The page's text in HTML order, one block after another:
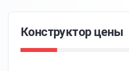
Конструктор цены